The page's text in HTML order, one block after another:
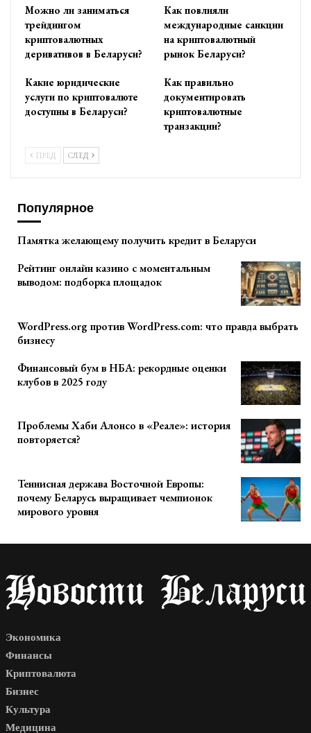
Можно ли заниматься
трейдингом
криптовалютных
деривативов в Беларуси?
Как повлияли
международные санкции
на криптовалютный
рынок Беларуси?
Какие юридические
услуги по криптовалюте
доступны в Беларуси?
Как правильно
документировать
криптовалютные
транзакции?
ПРЕД СЛЕД
Популярное
Памятка желающему получить кредит в Беларуси
Рейтинг онлайн казино с моментальным
выводом: подборка площадок
WordPress.org против WordPress.com: что правда выбрать
бизнесу
Финансовый бум в НБА: рекордные оценки
клубов в 2025 году
Проблемы Хаби Алонсо в «Реале»: история
повторяется?
Теннисная держава Восточной Европы:
почему Беларусь выращивает чемпионок
мирового уровня
Экономика
Финансы
Криптовалюта
Бизнес
Культура
Медицина